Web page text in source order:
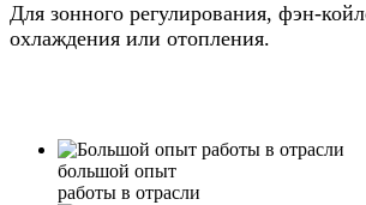
Для зонного регулирования, фэн-
охлаждения или отопления.
большой опыт
работы в отрасли